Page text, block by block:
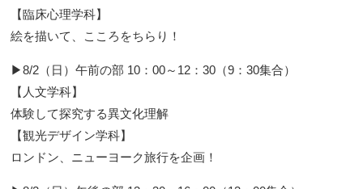
【臨床心理学科】
絵を描いて、こころをちらり！
▶8/2（日）午前の部 10：00～12：30（9：30集合）
【人文学科】
体験して探究する異文化理解
【観光デザイン学科】
ロンドン、ニューヨーク旅行を企画！